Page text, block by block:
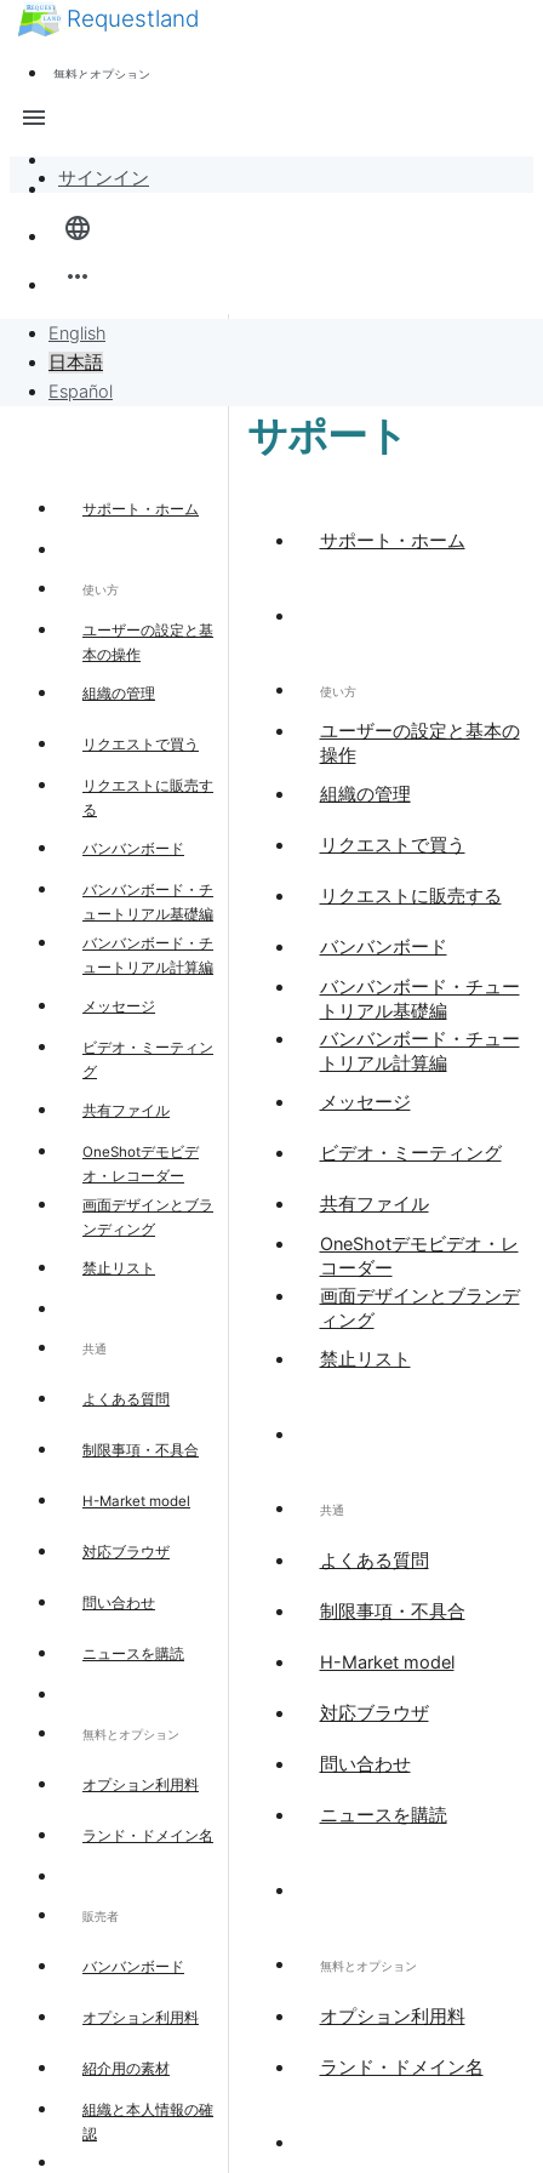
Requestland
無料とオプション
language
more_horiz
English
日本語
Español
menu
全体像
リクエストに販売
ニュース
サインイン
サポート・ホーム
使い方
ユーザーの設定と基
本の操作
組織の管理
リクエストで買う
リクエストに販売す
る
バンバンボード
バンバンボード・チ
ュートリアル基礎編
バンバンボード・チ
ュートリアル計算編
メッセージ
ビデオ・ミーティン
グ
共有ファイル
OneShotデモビデ
オ・レコーダー
画面デザインとブラ
ンディング
禁止リスト
共通
よくある質問
制限事項・不具合
H-Market model
対応ブラウザ
問い合わせ
ニュースを購読
無料とオプション
オプション利用料
ランド・ドメイン名
販売者
バンバンボード
オプション利用料
紹介用の素材
組織と本人情報の確
認
サポート
サポート・ホーム
使い方
ユーザーの設定と基本の
操作
組織の管理
リクエストで買う
リクエストに販売する
バンバンボード
バンバンボード・チュー
トリアル基礎編
バンバンボード・チュー
トリアル計算編
メッセージ
ビデオ・ミーティング
共有ファイル
OneShotデモビデオ・レ
コーダー
画面デザインとブランデ
ィング
禁止リスト
共通
よくある質問
制限事項・不具合
H-Market model
対応ブラウザ
問い合わせ
ニュースを購読
無料とオプション
オプション利用料
ランド・ドメイン名